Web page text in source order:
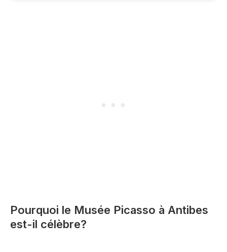
Pourquoi le Musée Picasso à Antibes
est-il célèbre?